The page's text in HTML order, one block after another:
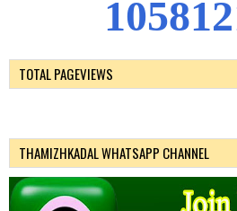
105812
TOTAL PAGEVIEWS
THAMIZHKADAL WHATSAPP CHANNEL